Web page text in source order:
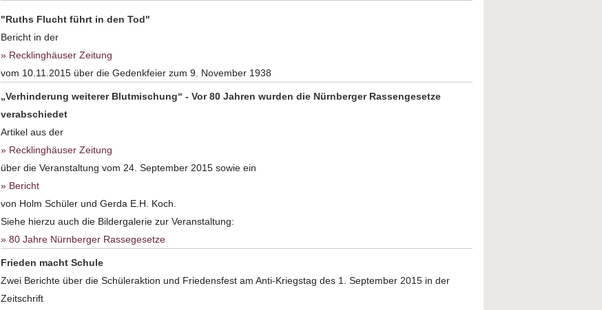
"Ruths Flucht führt in den Tod"
Bericht in der
Recklinghäuser Zeitung
vom 10.11.2015 über die Gedenkfeier zum 9. November 1938
„Verhinderung weiterer Blutmischung“ - Vor 80 Jahren wurden die Nürnberger Rassengesetze
verabschiedet
Artikel aus der
Recklinghäuser Zeitung
über die Veranstaltung vom 24. September 2015 sowie ein
Bericht
von Holm Schüler und Gerda E.H. Koch.
Siehe hierzu auch die Bildergalerie zur Veranstaltung:
80 Jahre Nürnberger Rassegesetze
Frieden macht Schule
Zwei Berichte über die Schüleraktion und Friedensfest am Anti-Kriegstag des 1. September 2015 in der
Zeitschrift